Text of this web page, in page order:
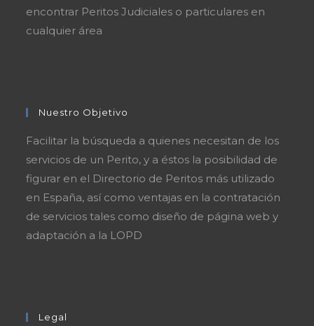
encontrar Peritos Judiciales o particulares en
cualquier área
Nuestro Objetivo
Facilitar la búsqueda a quienes necesitan de los
servicios de un Perito, y a éstos la posibilidad de
figurar en el Directorio de Peritos más utilizado
en España, así como ventajas en la contratación
de servicios tales como diseño de página web y
adaptación a la LOPD
Legal